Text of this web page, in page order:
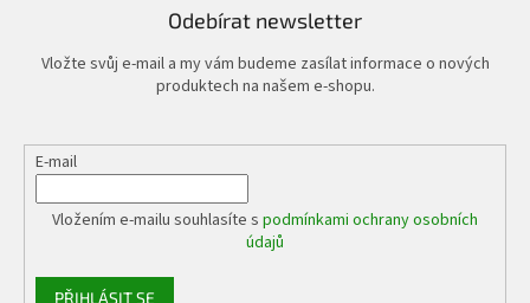
Odebírat newsletter
Vložte svůj e-mail a my vám budeme zasílat informace o nových
produktech na našem e-shopu.
E-mail
Vložením e-mailu souhlasíte s podmínkami ochrany osobních
údajů
PŘIHLÁSIT SE